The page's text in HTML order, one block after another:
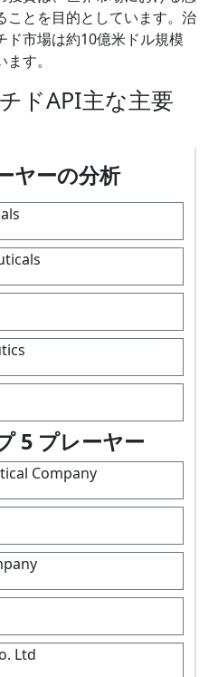
ことを目的としています。治
ド市場は約10億米ドル規模
す。
ドAPI主な主要
ヤーの分析
5 プレーヤー
Company
Ltd